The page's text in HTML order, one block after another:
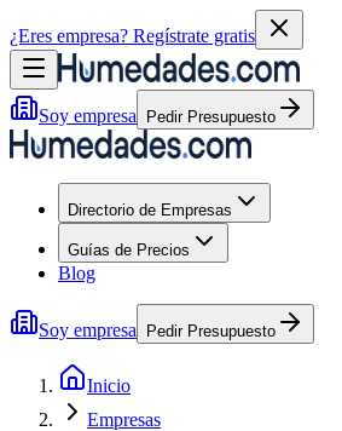
¿Eres empresa? Regístrate gratis
Soy empresa Pedir Presupuesto
Directorio de Empresas
Guías de Precios
Blog
Soy empresa Pedir Presupuesto
Inicio
Empresas